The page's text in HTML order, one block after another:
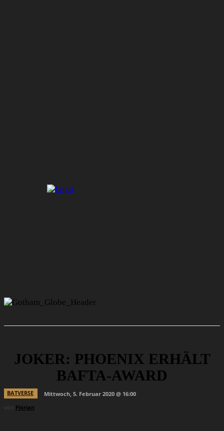
JOKER: PHOENIX ERHÄLT
BAFTA-AWARD
BATVERSE
Mittwoch, 5. Februar 2020 @ 16:00
von Florian